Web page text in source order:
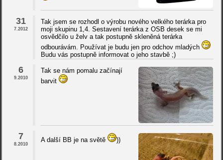
31
7.2012
Tak jsem se rozhodl o výrobu nového velkého terárka pro
moji skupinu 1,4. Sestavení terárka z OSB desek se mi
osvědčilo u želv a tak postupně skleněná terárka
odbourávám. Používat je budu jen pro odchov mladých
Budu vás postupně informovat o jeho stavbě ;)
6
9.2010
Tak se nám pomalu začínají
barvit
7
8.2010
A další BB je na světě ))